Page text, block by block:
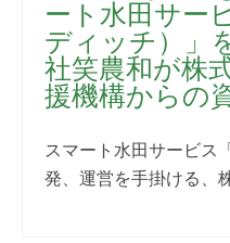
ート水田サー
ディッチ）」
社笑農和が株
援機構からの
スマート水田サービス
発、運営を手掛ける、